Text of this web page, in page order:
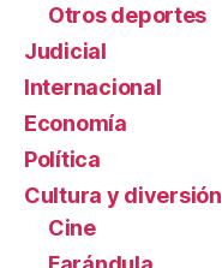
Otros deportes
Judicial
Internacional
Economía
Política
Cultura y diversión
Cine